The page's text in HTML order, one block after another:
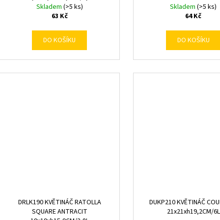
Skladem (>5 ks)
63 Kč
DO KOŠÍKU
Skladem(>5 ks)
64 Kč
DO KOŠÍKU
DRLK190 KVĚTINÁČ RATOLLA
SQUARE ANTRACIT
DUKP210 KVĚTINÁČ
21x21xh19,2CM/6L